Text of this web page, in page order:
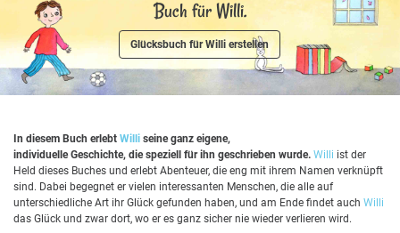
Buch für Willi.
Glücksbuch für Willi erstellen
In diesem Buch erlebt Willi seine ganz eigene,
individuelle Geschichte, die speziell für ihn geschrieben wurde. Willi ist der
Held dieses Buches und erlebt Abenteuer, die eng mit ihrem Namen verknüpft
sind. Dabei begegnet er vielen interessanten Menschen, die alle auf
unterschiedliche Art ihr Glück gefunden haben, und am Ende findet auch Willi
das Glück und zwar dort, wo er es ganz sicher nie wieder verlieren wird.